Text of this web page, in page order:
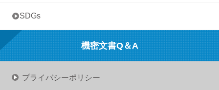
• SDGs
機密文書Q＆A
プライバシーポリシー